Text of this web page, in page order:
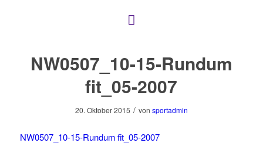
NW0507_10-15-Rundum
fit_05-2007
20. Oktober 2015 / von sportadmin
NW0507_10-15-Rundum fit_05-2007